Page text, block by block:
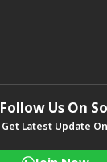
Follow Us On
Get Latest Update